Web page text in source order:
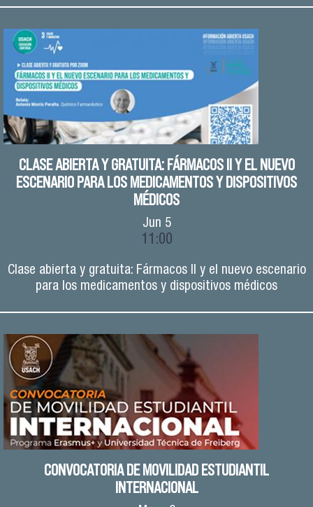
CLASE ABIERTA Y GRATUITA: FÁRMACOS II Y EL NUEVO
ESCENARIO PARA LOS MEDICAMENTOS Y DISPOSITIVOS
MÉDICOS
Jun 5
11:00
Clase abierta y gratuita: Fármacos II y el nuevo escenario
para los medicamentos y dispositivos médicos
CONVOCATORIA DE MOVILIDAD ESTUDIANTIL
INTERNACIONAL